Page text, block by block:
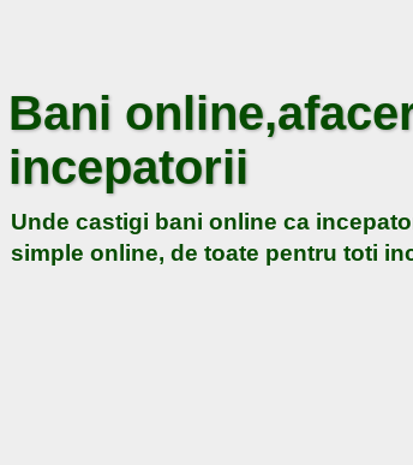
Bani
incepatorii
Unde castigi bani online ca
simple online, de toate pentru toti